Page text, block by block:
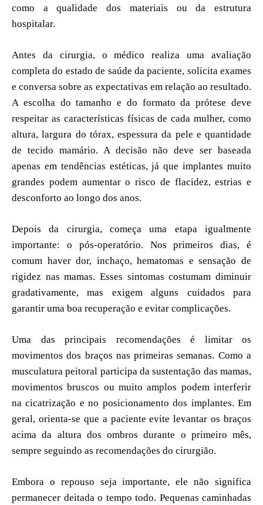
como a qualidade dos materiais ou da estrutura
hospitalar.
Antes da cirurgia, o médico realiza uma avaliação
completa do estado de saúde da paciente, solicita exames
e conversa sobre as expectativas em relação ao resultado.
A escolha do tamanho e do formato da prótese deve
respeitar as características físicas de cada mulher, como
altura, largura do tórax, espessura da pele e quantidade
de tecido mamário. A decisão não deve ser baseada
apenas em tendências estéticas, já que implantes muito
grandes podem aumentar o risco de flacidez, estrias e
desconforto ao longo dos anos.
Depois da cirurgia, começa uma etapa igualmente
importante: o pós-operatório. Nos primeiros dias, é
comum haver dor, inchaço, hematomas e sensação de
rigidez nas mamas. Esses sintomas costumam diminuir
gradativamente, mas exigem alguns cuidados para
garantir uma boa recuperação e evitar complicações.
Uma das principais recomendações é limitar os
movimentos dos braços nas primeiras semanas. Como a
musculatura peitoral participa da sustentação das mamas,
movimentos bruscos ou muito amplos podem interferir
na cicatrização e no posicionamento dos implantes. Em
geral, orienta-se que a paciente evite levantar os braços
acima da altura dos ombros durante o primeiro mês,
sempre seguindo as recomendações do cirurgião.
Embora o repouso seja importante, ele não significa
permanecer deitada o tempo todo. Pequenas caminhadas